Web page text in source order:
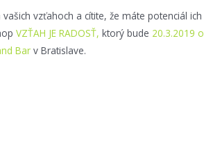
vzťahoch a cítite, že máte potenciál ich
VZŤAH JE RADOSŤ, ktorý bude 20.3.2019 o
Bar v Bratislave.